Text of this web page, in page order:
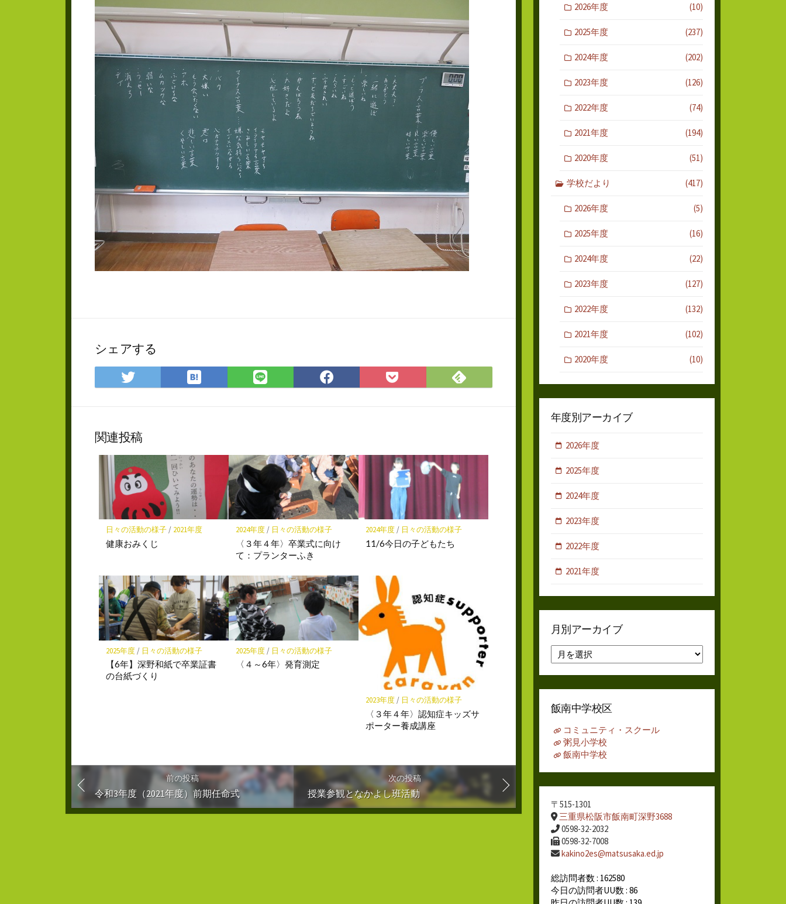
シェアする
Twitter
で
ア
は
て
マ
ー
ク
に
保
存
LINE
で
Facebook
で
Pocket
に
Feedly
で
関連投稿
日々の活動の様子/ 2021年度
健康おみくじ
2024年度/ 日々の活動の様子
〈３年４年〉卒業式に向け
て：プランターふき
2024年度/ 日々の活動の様子
11/6今日の子どもたち
2025年度/ 日々の活動の様子
【6年】深野和紙で卒業証書
の台紙づくり
2025年度/ 日々の活動の様子
〈４～6年〉発育測定
2023年度/ 日々の活動の様子
〈３年４年〉認知症キッズサ
ポーター養成講座
前の投稿
令和3年度（2021年度）前期任命式
次の投稿
授業参観となかよし班活動
2026年度 (10)
2025年度 (237)
2024年度 (202)
2023年度 (126)
2022年度 (74)
2021年度 (194)
2020年度 (51)
学校だより (417)
2026年度 (5)
2025年度 (16)
2024年度 (22)
2023年度 (127)
2022年度 (132)
2021年度 (102)
2020年度 (10)
年度別アーカイブ
2026年度
2025年度
2024年度
2023年度
2022年度
2021年度
月別アーカイブ
別
ア
ー
イ
飯南中学校区
コミュニティ・スクール
粥見小学校
飯南中学校
〒515-1301
三重県松阪市飯南町深野3688
0598-32-2032
0598-32-7008
kakino2es@matsusaka.ed.jp
総訪問者数 : 162580
今日の訪問者UU数 : 86